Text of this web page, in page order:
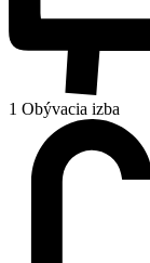
1 Obývacia izba